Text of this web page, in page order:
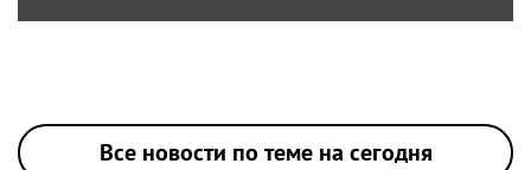
Все новости по теме на сегодня